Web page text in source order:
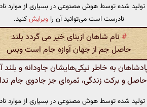
تولید شده توسط هوش مصنوعی در بسیاری از موارد
نادرست است می‌توانید آن را ویرایشکنید.
# نام شاهان ازبنای خیر می گردد بلند
حاصل جم از جهان آوازه جام است وبس
به خاطر نیکی‌هایشان جاودانه و بلند
حاصل و برکت زندگی، ثمره‌ای جز جادوی جام
تولید شده توسط هوش مصنوعی در بسیاری از موارد